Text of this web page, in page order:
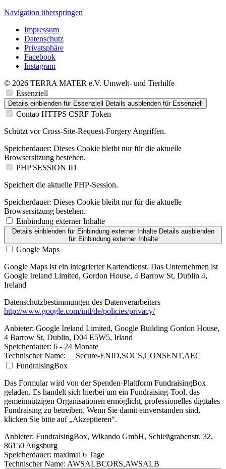
Navigation überspringen
Impressum
Datenschutz
Privatsphäre
Facebook
Instagram
© 2026 TERRA MATER e.V. Umwelt- und Tierhilfe
Essenziell
Details einblenden für Essenziell Details ausblenden für Essenziell
Contao HTTPS CSRF Token
Schützt vor Cross-Site-Request-Forgery Angriffen.
Speicherdauer: Dieses Cookie bleibt nur für die aktuelle
Browsersitzung bestehen.
PHP SESSION ID
Speichert die aktuelle PHP-Session.
Speicherdauer: Dieses Cookie bleibt nur für die aktuelle
Browsersitzung bestehen.
Einbindung externer Inhalte
Details einblendenfür Einbindung externer Inhalte Details ausblenden
für Einbindung externer Inhalte
Google Maps
Google Maps ist ein integrierter Kartendienst. Das Unternehmen ist
Google Ireland Limited, Gordon House, 4 Barrow St, Dublin 4,
Ireland
Datenschutzbestimmungen des Datenverarbeiters
http://www.google.com/intl/de/policies/privacy/
Anbieter: Google Ireland Limited, Google Building Gordon House,
4 Barrow St, Dublin, D04 E5W5, Irland
Speicherdauer: 6 - 24 Monate
Technischer Name: __Secure-ENID,SOCS,CONSENT,AEC
FundraisingBox
Das Formular wird von der Spenden-Plattform FundraisingBox
geladen. Es handelt sich hierbei um ein Fundraising-Tool, das
gemeinnützigen Organisationen ermöglicht, professionelles digitales
Fundraising zu betreiben. Wenn Sie damit einverstanden sind,
klicken Sie bitte auf „Akzeptieren“.
Anbieter: FundraisingBox, Wikando GmbH, Schießgrabenstr. 32,
86150 Augsburg
Speicherdauer: maximal 6 Tage
Technischer Name: AWSALBCORS,AWSALB